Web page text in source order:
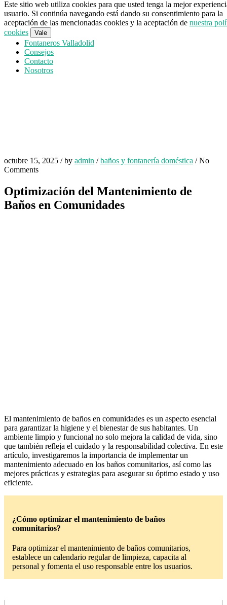
Fontaneros Valladolid
Consejos
Contacto
Nosotros
octubre 15, 2025 /by admin /baños y fontanería doméstica /No
Comments
Optimización del Mantenimiento de
Baños en Comunidades
El mantenimiento de baños en comunidades es un aspecto esencial
para garantizar la higiene y el bienestar de sus habitantes. Un
ambiente limpio y funcional no solo mejora la calidad de vida, sino
que también refleja el cuidado y la responsabilidad colectiva. En este
artículo, investigaremos la importancia de implementar un
mantenimiento adecuado en los baños comunitarios, así como las
mejores prácticas y estrategias para asegurar su óptimo estado y uso
eficiente.
¿Cómo optimizar el mantenimiento de baños
comunitarios?
Para optimizar el mantenimiento de baños comunitarios,
establece un calendario regular de limpieza, capacita al
personal y fomenta el uso responsable entre los usuarios.
Este sitio web utiliza cookies para que usted tenga la mejor
usuario. Si continúa navegando está dando su consentimiento para la
aceptación de las mencionadas cookies y la aceptación de nuestra
cookies
Vale